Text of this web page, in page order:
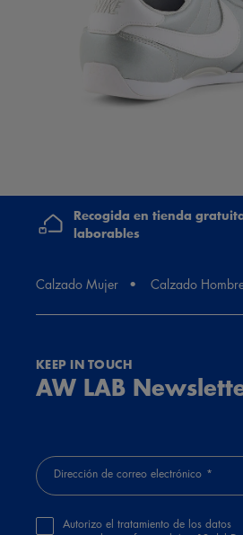
Recogida en tienda
laborables
Calzado Mujer Calzado
KEEP IN TOUCH
AW LAB
Dirección de correo electrónico
Autorizo el tratamiento de los datos